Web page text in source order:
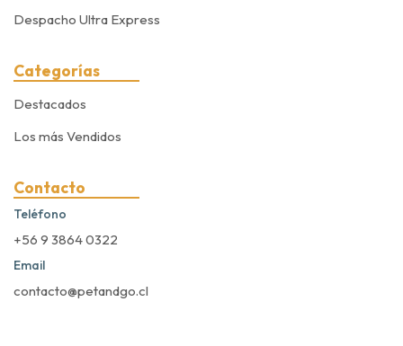
Despacho Ultra Express
Categorías
Destacados
Los más Vendidos
Contacto
Teléfono
+56 9 3864 0322
Email
contacto@petandgo.cl